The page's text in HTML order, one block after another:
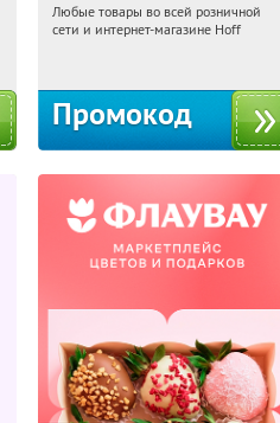
12:03:00 Получили:
Любые товары во всей розничной
сети и интернет-магазине Hoff
Промокод